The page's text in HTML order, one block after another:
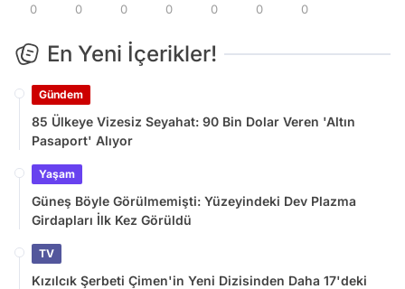
0 0 0 0 0 0 0
En Yeni İçerikler!
Gündem
85 Ülkeye Vizesiz Seyahat: 90 Bin Dolar Veren 'Altın
Pasaport' Alıyor
Yaşam
Güneş Böyle Görülmemişti: Yüzeyindeki Dev Plazma
Girdapları İlk Kez Görüldü
TV
Kızılcık Şerbeti Çimen'in Yeni Dizisinden Daha 17'deki